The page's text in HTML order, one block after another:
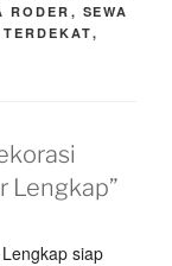
RODER , SEWA
,
Lengkap”
siap